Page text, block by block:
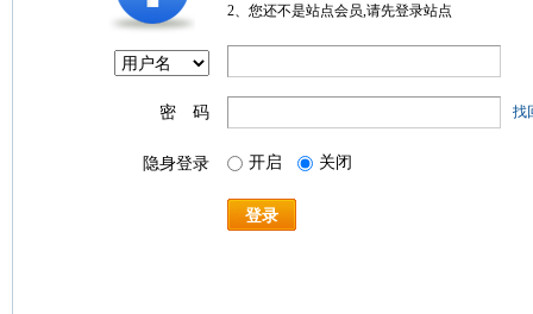
2、您还不是站点会员,请先登录站点
密 码 找
隐身登录 开启 关闭
登录